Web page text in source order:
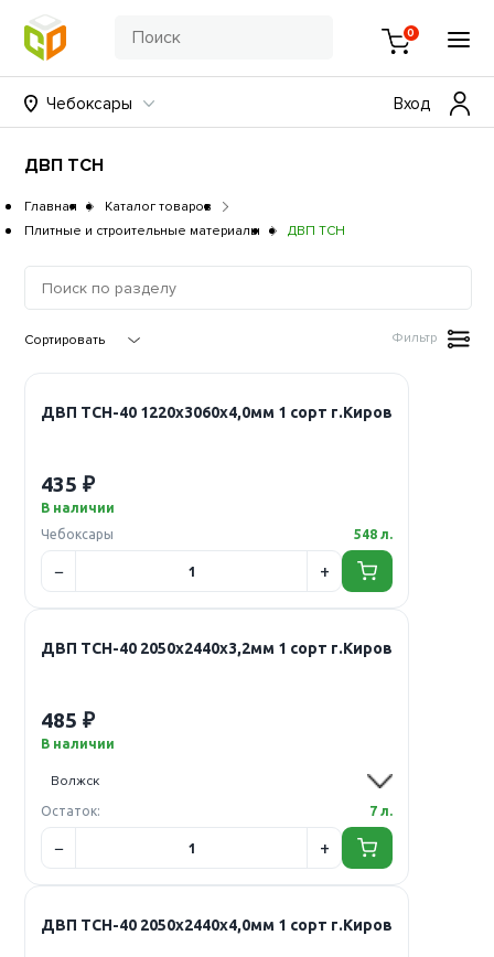
0
Чебоксары Вход
ДВП ТСН
Главная
Каталог товаров
Плитные и строительные материалы
ДВП ТСН
Фильтр
ДВП ТСН-40 1220х3060х4,0мм 1 сорт г.Киров
435 ₽
В наличии
Чебоксары
548 л.
ДВП ТСН-40 2050х2440х3,2мм 1 сорт г.Киров
485 ₽
В наличии
Остаток: 7 л.
ДВП ТСН-40 2050х2440х4,0мм 1 сорт г.Киров